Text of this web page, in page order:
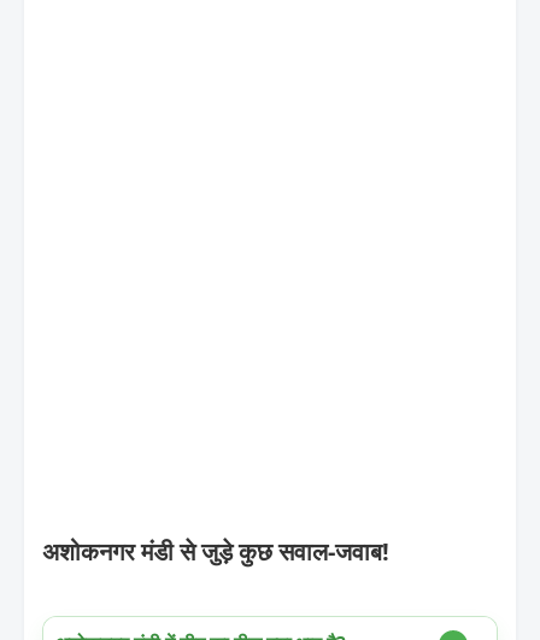
अशोकनगर मंडी से जुड़े कुछ सवाल-जवाब!